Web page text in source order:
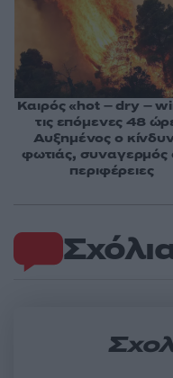
Καιρός «hot – dry –
τις επόμενες 48
Αυξημένος ο
φωτιάς, συναγερμός
περιφέρειες